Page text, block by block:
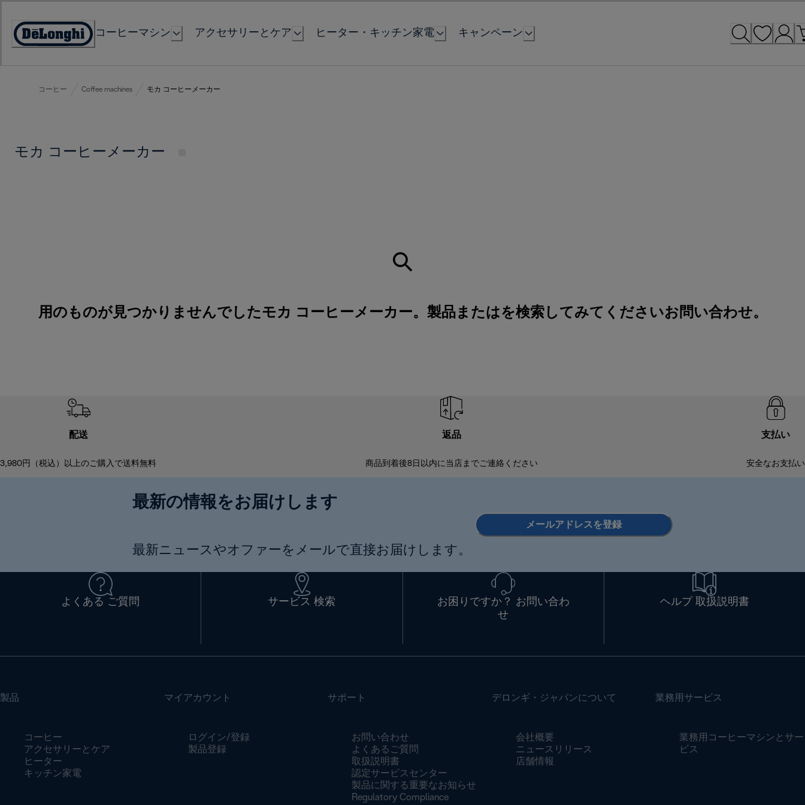
Content
Accessibility
コーヒーマシン アクセサリーとケア ヒーター・キッチン家電 キャンペーン
コーヒー Coffee machines モカ コーヒーメーカー
モカ コーヒーメーカー
用のものが見つかりませんでしたモカ コーヒーメーカー。製品またはを検索してみてくださいお問い合わせ。
配送
3,980円（税込）以上のご購入で送料無料
返品
商品到着後8日以内に当店までご連絡ください
支払い
安全なお支払い
最新の情報をお届けします
最新ニュースやオファーをメールで直接お届けします。
メールアドレスを登録
よくある ご質問 サービス 検索
お困りですか？ お問い合わ
せ
ヘルプ 取扱説明書
製品
コーヒー
アクセサリーとケア
ヒーター
キッチン家電
マイアカウント
ログイン/登録
製品登録
サポート
お問い合わせ
よくあるご質問
取扱説明書
認定サービスセンター
製品に関する重要なお知らせ
Regulatory Compliance
デロンギ・ジャパンについて
会社概要
ニュースリリース
店舗情報
業務用サービス
業務用コーヒーマシンとサー
ビス